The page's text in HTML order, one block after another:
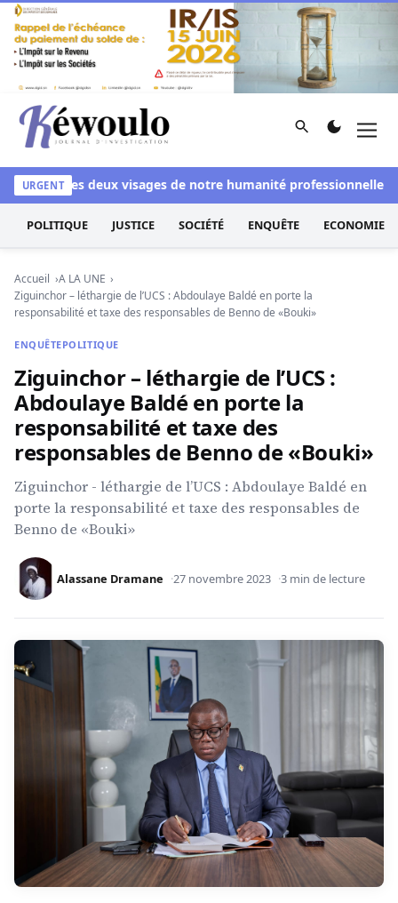
Aller au contenu
Kéwoulo, le premier site d'information et d'investigation
Rechercher
URGENT
Les deux visages de notre humanité professionnelle :
POLITIQUE JUSTICE SOCIÉTÉ ENQUÊTE ECONOMIE
Accueil
A LA UNE
Ziguinchor – léthargie de l’UCS : Abdoulaye Baldé en porte la
responsabilité et taxe des responsables de Benno de «Bouki»
ENQUÊTEPOLITIQUE
Ziguinchor – léthargie de l’UCS :
Abdoulaye Baldé en porte la
responsabilité et taxe des
responsables de Benno de «Bouki»
Ziguinchor - léthargie de l’UCS : Abdoulaye Baldé en
porte la responsabilité et taxe des responsables de
Benno de «Bouki»
Alassane Dramane 27 novembre 2023 3 min de lecture